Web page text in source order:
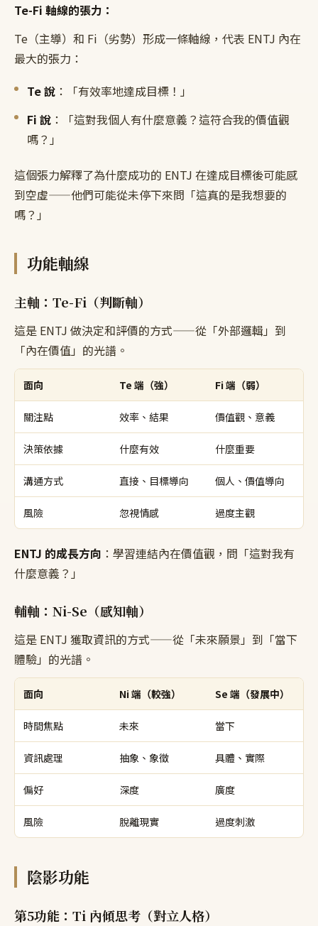
Te-Fi 軸線的張力：
Te（主導）和 Fi（劣勢）形成一條軸線，代表 ENTJ 內在
最大的張力：
Te 說 ：「有效率地達成目標！」
Fi 說 ：「這對我個人有什麼意義？這符合我的價值觀
嗎？」
這個張力解釋了為什麼成功的 ENTJ 在達成目標後可能感
到空虛——他們可能從未停下來問「這真的是我想要的
嗎？」
功能軸線
主軸：Te-Fi（判斷軸）
這是 ENTJ 做決定和評價的方式——從「外部邏輯」到
「內在價值」的光譜。
面向 Te 端（強） Fi 端（弱）
關注點 效率、結果 價值觀、意義
決策依據 什麼有效 什麼重要
溝通方式 直接、目標導向 個人、價值導向
風險 忽視情感 過度主觀
ENTJ 的成長方向 ：學習連結內在價值觀，問「這對我有
什麼意義？」
輔軸：Ni-Se（感知軸）
這是 ENTJ 獲取資訊的方式——從「未來願景」到「當下
體驗」的光譜。
面向 Ni 端（較強） Se 端（發展中）
時間焦點 未來 當下
資訊處理 抽象、象徵 具體、實際
偏好 深度 廣度
風險 脫離現實 過度刺激
陰影功能
第5功能：Ti 內傾思考（對立人格）